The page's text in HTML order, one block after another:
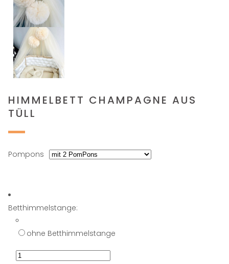
HIMMELBETT CHAMPAGNE AUS
TÜLL
Pompons
Betthimmelstange:
ohne Betthimmelstange